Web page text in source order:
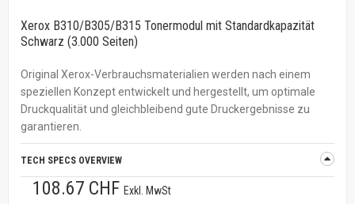
Xerox B310/B305/B315 Tonermodul mit Standardkapazität
Schwarz (3.000 Seiten)
Original Xerox-Verbrauchsmaterialien werden nach einem
speziellen Konzept entwickelt und hergestellt, um optimale
Druckqualität und gleichbleibend gute Druckergebnisse zu
garantieren.
TECH SPECS OVERVIEW
108.67 CHF Exkl. MwSt